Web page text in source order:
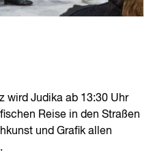
wird Judika ab 13:30 Uhr
Reise in den Straßen
und Grafik allen